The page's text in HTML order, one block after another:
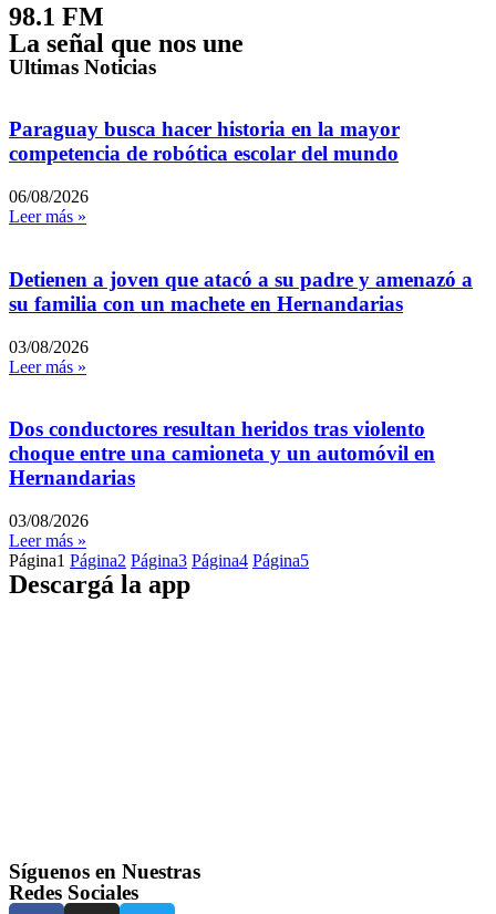
98.1 FM
La señal que nos une
Ultimas Noticias
Paraguay busca hacer historia en la mayor
competencia de robótica escolar del mundo
06/08/2026
Leer más »
Detienen a joven que atacó a su padre y amenazó a
su familia con un machete en Hernandarias
03/08/2026
Leer más »
Dos conductores resultan heridos tras violento
choque entre una camioneta y un automóvil en
Hernandarias
03/08/2026
Leer más »
Página1 Página2 Página3 Página4 Página5
Descargá la app
Síguenos en Nuestras
Redes Sociales